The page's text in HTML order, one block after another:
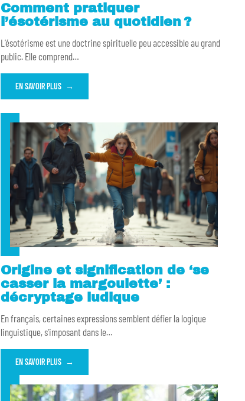
Comment pratiquer
l’ésotérisme au quotidien ?
L’ésotérisme est une doctrine spirituelle peu accessible au grand
public. Elle comprend…
EN SAVOIR PLUS
Origine et signification de ‘se
casser la margoulette’ :
décryptage ludique
En français, certaines expressions semblent défier la logique
linguistique, s'imposant dans le…
EN SAVOIR PLUS